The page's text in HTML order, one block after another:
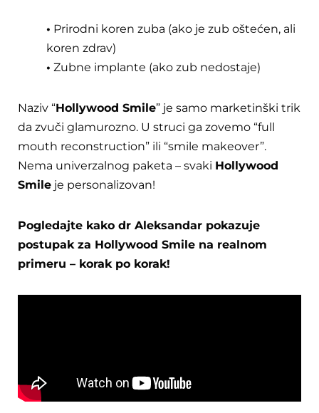
• Prirodni koren zuba (ako je zub oštećen, ali
koren zdrav)
• Zubne implante (ako zub nedostaje)
Naziv “Hollywood Smile” je samo marketinški trik
da zvuči glamurozno. U struci ga zovemo “full
mouth reconstruction” ili “smile makeover”.
Nema univerzalnog paketa – svaki Hollywood
Smile je personalizovan!
Pogledajte kako dr Aleksandar pokazuje
postupak za Hollywood Smile na realnom
primeru – korak po korak!